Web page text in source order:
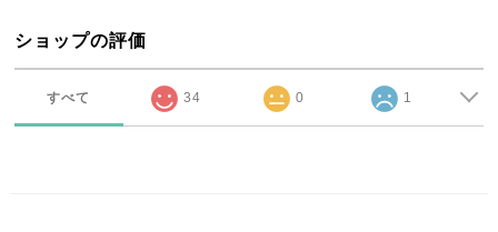
ショップの評価
すべて 34 0 1